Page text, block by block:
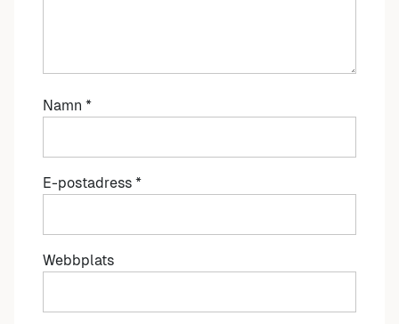
Namn *
E-postadress *
Webbplats